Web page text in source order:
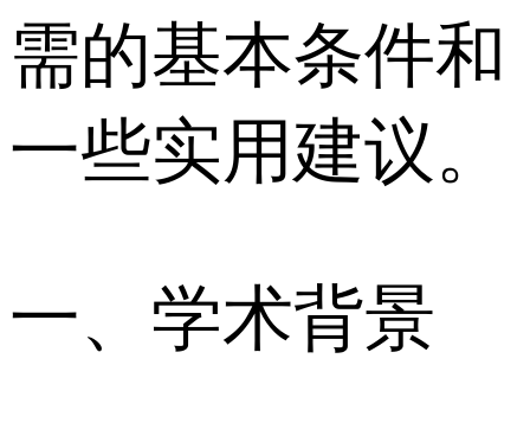
需的基本条件和
一些实用建议。
一、学术背景